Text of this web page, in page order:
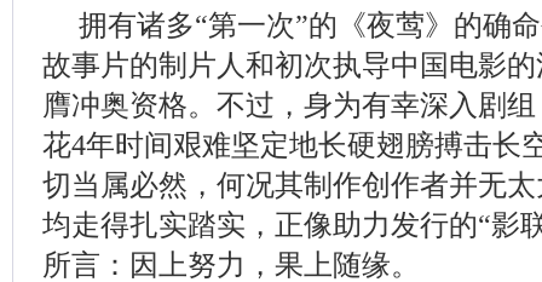
拥有诸多“第一次”的《夜莺》的确
故事片的制片人和初次执导中国电影
膺冲奥资格。不过，身为有幸深入剧
花4年时间艰难坚定地长硬翅膀搏击长
切当属必然，何况其制作创作者并无
均走得扎实踏实，正像助力发行的“影
所言：因上努力，果上随缘。